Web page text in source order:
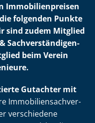
Im­mo­bi­li­en­prei­sen
folgenden Punkte
sind zudem Mitglied
Sach­ver­stän­di­gen­
beim Verein
Gutachter mit
Im­mo­bi­li­en­sach­ver­
verschiedene